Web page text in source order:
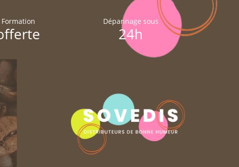
Formation Dépannage sous
24h